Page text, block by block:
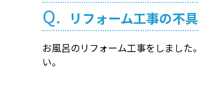
Q. リフォーム工事の不
お風呂のリフォーム工事をしまし
い。